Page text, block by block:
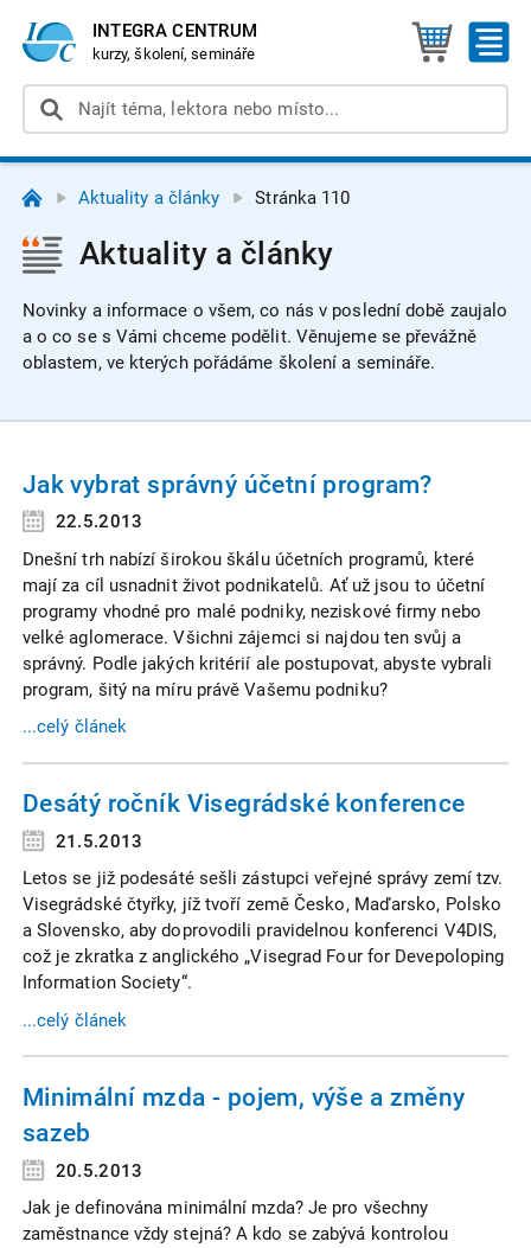
INTEGRA CENTRUM
kurzy, školení, semináře
Aktuality a články Stránka 110
Aktuality a články
Novinky a informace o všem, co nás v poslední době zaujalo
a o co se s Vámi chceme podělit. Věnujeme se převážně
oblastem, ve kterých pořádáme školení a semináře.
Jak vybrat správný účetní program?
22.5.2013
Dnešní trh nabízí širokou škálu účetních programů, které
mají za cíl usnadnit život podnikatelů. Ať už jsou to účetní
programy vhodné pro malé podniky, neziskové firmy nebo
velké aglomerace. Všichni zájemci si najdou ten svůj a
správný. Podle jakých kritérií ale postupovat, abyste vybrali
program, šitý na míru právě Vašemu podniku?
...celý článek
Desátý ročník Visegrádské konference
21.5.2013
Letos se již podesáté sešli zástupci veřejné správy zemí tzv.
Visegrádské čtyřky, jíž tvoří země Česko, Maďarsko, Polsko
a Slovensko, aby doprovodili pravidelnou konferenci V4DIS,
což je zkratka z anglického „Visegrad Four for Devepoloping
Information Society“.
...celý článek
Minimální mzda - pojem, výše a změny
sazeb
20.5.2013
Jak je definována minimální mzda? Je pro všechny
zaměstnance vždy stejná? A kdo se zabývá kontrolou